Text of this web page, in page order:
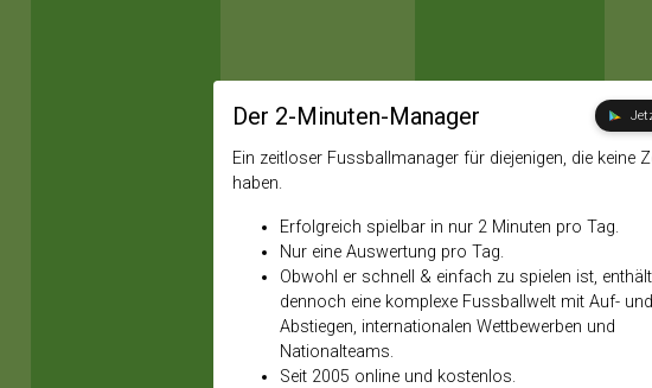
Der 2-Minuten-Manager
Ein zeitloser Fussballmanager für diejenigen, die keine
haben.
Erfolgreich spielbar in nur 2 Minuten pro Tag.
Nur eine Auswertung pro Tag.
Obwohl er schnell & einfach zu spielen ist,
dennoch eine komplexe Fussballwelt mit Auf- und
Abstiegen, internationalen Wettbewerben und
Nationalteams.
Seit 2005 online und kostenlos.